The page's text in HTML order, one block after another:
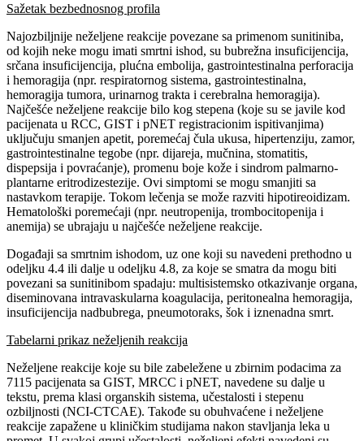
Sažetak bezbednosnog profila
Najozbiljnije neželjene reakcije povezane sa primenom sunitiniba,
od kojih neke mogu imati smrtni ishod, su bubrežna insuficijencija,
srčana insuficijencija, plućna embolija, gastrointestinalna perforacija
i hemoragija (npr. respiratornog sistema, gastrointestinalna,
hemoragija tumora, urinarnog trakta i cerebralna hemoragija).
Najčešće neželjene reakcije bilo kog stepena (koje su se javile kod
pacijenata u RCC, GIST i pNET registracionim ispitivanjima)
uključuju smanjen apetit, poremećaj čula ukusa, hipertenziju, zamor,
gastrointestinalne tegobe (npr. dijareja, mučnina, stomatitis,
dispepsija i povraćanje), promenu boje kože i sindrom palmarno-
plantarne eritrodizestezije. Ovi simptomi se mogu smanjiti sa
nastavkom terapije. Tokom lečenja se može razviti hipotireoidizam.
Hematološki poremećaji (npr. neutropenija, trombocitopenija i
anemija) se ubrajaju u najčešće neželjene reakcije.
Događaji sa smrtnim ishodom, uz one koji su navedeni prethodno u
odeljku 4.4 ili dalje u odeljku 4.8, za koje se smatra da mogu biti
povezani sa sunitinibom spadaju: multisistemsko otkazivanje organa,
diseminovana intravaskularna koagulacija, peritonealna hemoragija,
insuficijencija nadbubrega, pneumotoraks, šok i iznenadna smrt.
Tabelarni prikaz neželjenih reakcija
Neželjene reakcije koje su bile zabeležene u zbirnim podacima za
7115 pacijenata sa GIST, MRCC i pNET, navedene su dalje u
tekstu, prema klasi organskih sistema, učestalosti i stepenu
ozbiljnosti (NCI-CTCAE). Takođe su obuhvaćene i neželjene
reakcije zapažene u kliničkim studijama nakon stavljanja leka u